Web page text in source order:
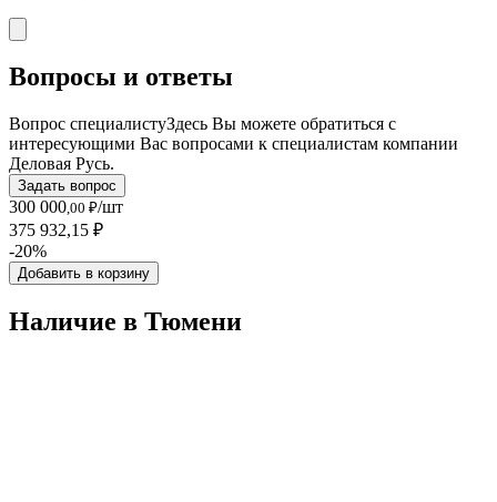
Вопросы и ответы
Вопрос специалистуЗдесь Вы можете обратиться с
интересующими Вас вопросами к специалистам компании
Деловая Русь.
Задать вопрос
300 000,00 ₽/шт
375 932,15 ₽
-20%
Добавить в корзину
Наличие в Тюмени